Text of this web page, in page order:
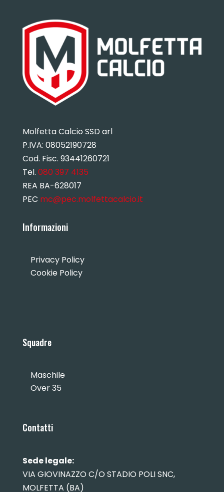
Molfetta Calcio SSD arl
P.IVA: 08052190728
Cod. Fisc. 93441260721
Tel. 080 397 4135
REA BA-628017
PEC mc@pec.molfettacalcio.it
Informazioni
Privacy Policy
Cookie Policy
Squadre
Maschile
Over 35
Contatti
Sede legale:
VIA GIOVINAZZO C/O STADIO POLI SNC,
MOLFETTA (BA)